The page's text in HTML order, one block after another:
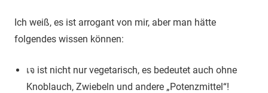
Ich weiß, es ist arrogant von mir, aber man hätte
folgendes wissen können:
เจ ist nicht nur vegetarisch, es bedeutet auch ohne
Knoblauch, Zwiebeln und andere „Potenzmittel“!